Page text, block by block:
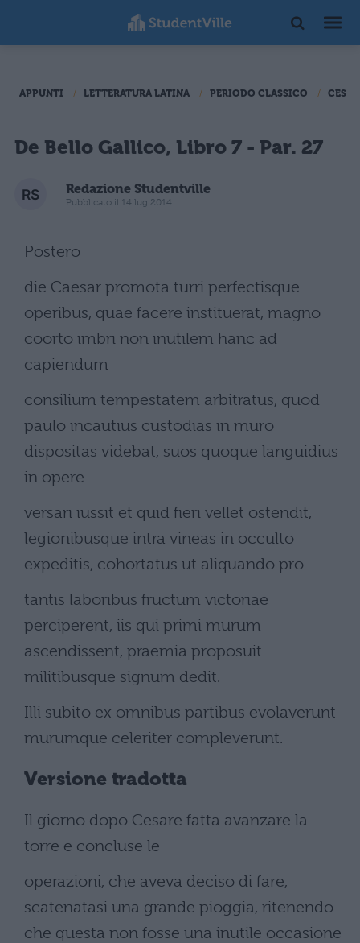
APPUNTI LETTERATURA LATINA PERIODO CLASSICO
De Bello Gallico, Libro 7 - Par. 27
Redazione Studentville
Pubblicato il 14 lug 2014
Postero
die Caesar promota turri perfectisque
operibus, quae facere instituerat, magno
coorto imbri non inutilem hanc ad
capiendum
consilium tempestatem arbitratus, quod
paulo incautius custodias in muro
dispositas videbat, suos quoque languidius
in opere
versari iussit et quid fieri vellet ostendit,
legionibusque intra vineas in occulto
expeditis, cohortatus ut aliquando pro
tantis laboribus fructum victoriae
perciperent, iis qui primi murum
ascendissent, praemia proposuit
militibusque signum dedit.
Illi subito ex omnibus partibus evolaverunt
murumque celeriter compleverunt.
Versione tradotta
Il giorno dopo Cesare fatta avanzare la
torre e concluse le
operazioni, che aveva deciso di fare,
scatenatasi una grande pioggia, ritenendo
che questa non fosse una inutile occasione